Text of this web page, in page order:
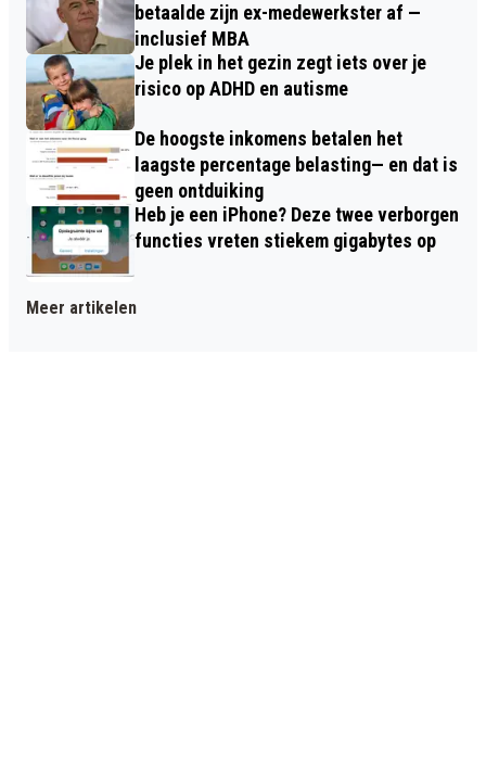
betaalde zijn ex-medewerkster af —
inclusief MBA
Je plek in het gezin zegt iets over je
risico op ADHD en autisme
De hoogste inkomens betalen het
laagste percentage belasting— en dat is
geen ontduiking
Heb je een iPhone? Deze twee verborgen
functies vreten stiekem gigabytes op
Meer artikelen